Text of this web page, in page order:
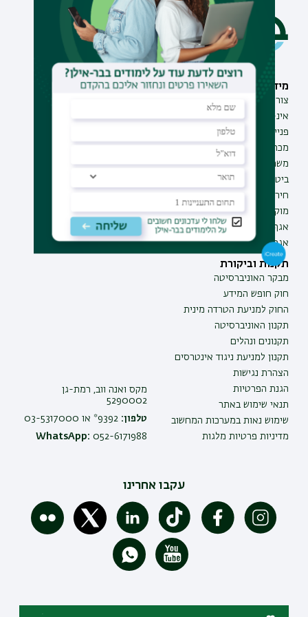
מידע וסיוע
צור קשר
אינ-בר מידע אישי לסטודנט
פנייה למנהל האתר
מכרזים
משרות בבר-אילן
ביטחון ובטיחות
חירום ועזרה ראשונה
מוקד בקרה לדיווחים
אגף התקשוב
אגף התפעול
תחומי לימוד
תוכניות העשרה
תעודת הוראה
תקנות וביקורת
מבקר האוניברסיטה
חוק חופש המידע
החוק למניעת הטרדה מינית
תקנון האוניברסיטה
תקנונים ונהלים
תקנון למניעת ניגוד אינטרסים
הצהרת נגישות
הגנת הפרטיות
תנאי שימוש באתר
שימוש נאות במערכות המחשוב
מדיניות פרטיות מלגות
מקס ואנה ווב, רמת-גן
5290002
טלפון: 9392* או 03-5317000
WhatsApp: 052-6171988
עקבו אחרינו